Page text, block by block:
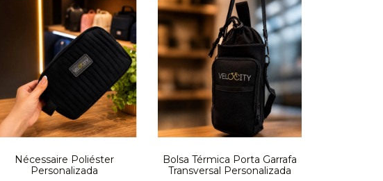
Nécessaire Poliéster
Personalizada
Bolsa Térmica Porta Garrafa
Transversal Personalizada